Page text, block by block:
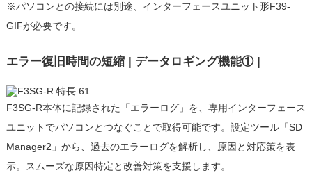
※パソコンとの接続には別途、インターフェースユニット形F39-
GIFが必要です。
エラー復旧時間の短縮 | データロギング機能① |
F3SG-R本体に記録された「エラーログ」を、専用インターフェース
ユニットでパソコンとつなぐことで取得可能です。設定ツール「SD
Manager2」から、過去のエラーログを解析し、原因と対応策を表
示。スムーズな原因特定と改善対策を支援します。